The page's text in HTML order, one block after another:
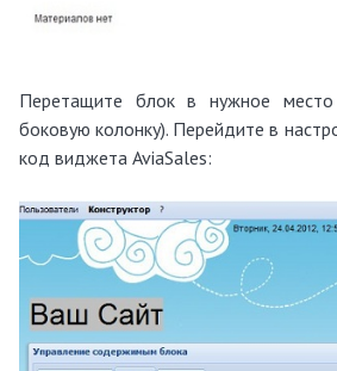
Перетащите блок в нужное
боковую колонку). Перейдите в
код виджета AviaSales: